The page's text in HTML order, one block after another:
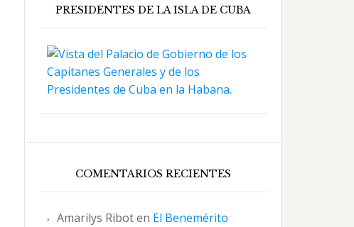
PRESIDENTES DE LA ISLA DE CUBA
COMENTARIOS RECIENTES
Amarilys Riboten El Benemérito